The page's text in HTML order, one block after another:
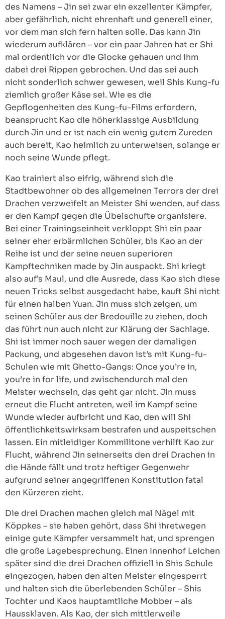
des Namens – Jin sei zwar ein exzellenter Kämpfer,
aber gefährlich, nicht ehrenhaft und generell einer,
vor dem man sich fern halten solle. Das kann Jin
wiederum aufklären – vor ein paar Jahren hat er Shi
mal ordentlich vor die Glocke gehauen und ihm
dabei drei Rippen gebrochen. Und das sei auch
nicht sonderlich schwer gewesen, weil Shis Kung-fu
ziemlich großer Käse sei. Wie es die
Gepflogenheiten des Kung-fu-Films erfordern,
beansprucht Kao die höherklassige Ausbildung
durch Jin und er ist nach ein wenig gutem Zureden
auch bereit, Kao heimlich zu unterweisen, solange er
noch seine Wunde pflegt.
Kao trainiert also eifrig, während sich die
Stadtbewohner ob des allgemeinen Terrors der drei
Drachen verzweifelt an Meister Shi wenden, auf dass
er den Kampf gegen die Übelschufte organisiere.
Bei einer Trainingseinheit verkloppt Shi ein paar
seiner eher erbärmlichen Schüler, bis Kao an der
Reihe ist und der seine neuen superioren
Kampftechniken made by Jin auspackt. Shi kriegt
also auf’s Maul, und die Ausrede, dass Kao sich diese
neuen Tricks selbst ausgedacht habe, kauft Shi nicht
für einen halben Yuan. Jin muss sich zeigen, um
seinen Schüler aus der Bredouille zu ziehen, doch
das führt nun auch nicht zur Klärung der Sachlage.
Shi ist immer noch sauer wegen der damaligen
Packung, und abgesehen davon ist’s mit Kung-fu-
Schulen wie mit Ghetto-Gangs: Once you’re in,
you’re in for life, und zwischendurch mal den
Meister wechseln, das geht gar nicht. Jin muss
erneut die Flucht antreten, weil im Kampf seine
Wunde wieder aufbricht und Kao, den will Shi
öffentlichkeitswirksam bestrafen und auspeitschen
lassen. Ein mitleidiger Kommilitone verhilft Kao zur
Flucht, während Jin seinerseits den drei Drachen in
die Hände fällt und trotz heftiger Gegenwehr
aufgrund seiner angegriffenen Konstitution fatal
den Kürzeren zieht.
Die drei Drachen machen gleich mal Nägel mit
Köppkes – sie haben gehört, dass Shi ihretwegen
einige gute Kämpfer versammelt hat, und sprengen
die große Lagebesprechung. Einen Innenhof Leichen
später sind die drei Drachen offiziell in Shis Schule
eingezogen, haben den alten Meister eingesperrt
und halten sich die überlebenden Schüler – Shis
Tochter und Kaos hauptamtliche Mobber – als
Haussklaven. Als Kao, der sich mittlerweile